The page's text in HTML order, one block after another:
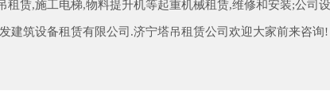
赁,施工电梯,物料提升机等起重机械租赁,维修和安装;公司
建筑设备租赁有限公司.济宁塔吊租赁公司欢迎大家前来咨询!